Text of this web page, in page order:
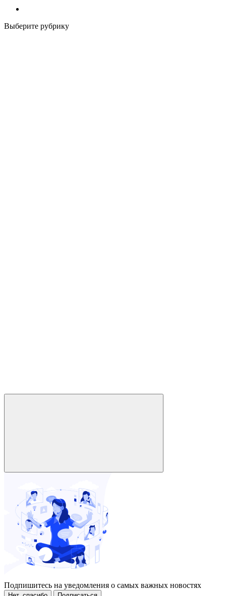
Выберите рубрику
Подпишитесь на уведомления о самых важных новостях